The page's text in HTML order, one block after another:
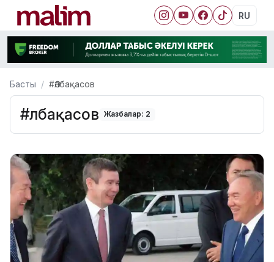
RU
Басты #Әлбақасов
#Әлбақасов Жазбалар: 2